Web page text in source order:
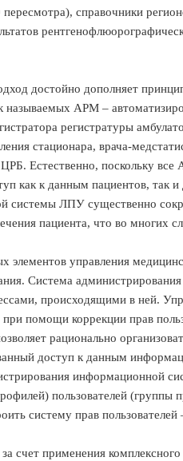
пересмотра), справочники
достойно дополняет
называемых АРМ –
регистратуры
стационара, врача-
Естественно, поскольку
как к данным пациентов, так
системы ЛПУ существенно
пациента, что во многих
элементов управления
Система
происходящими в ней.
при помощи коррекции прав
рационально
доступ к данным
информационной
пользователей (группы
систему прав
счет применения